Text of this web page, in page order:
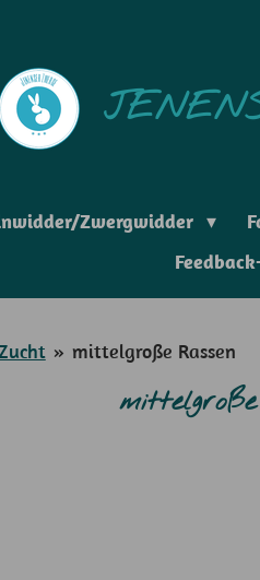
Zwergwidder
» mittelgroße Rassen